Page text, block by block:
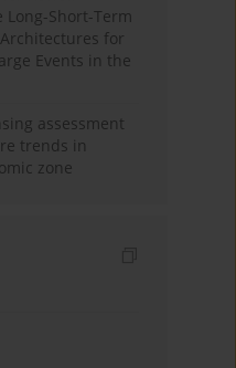
Short-Term
for
Events in the
assessment
trends in
zone